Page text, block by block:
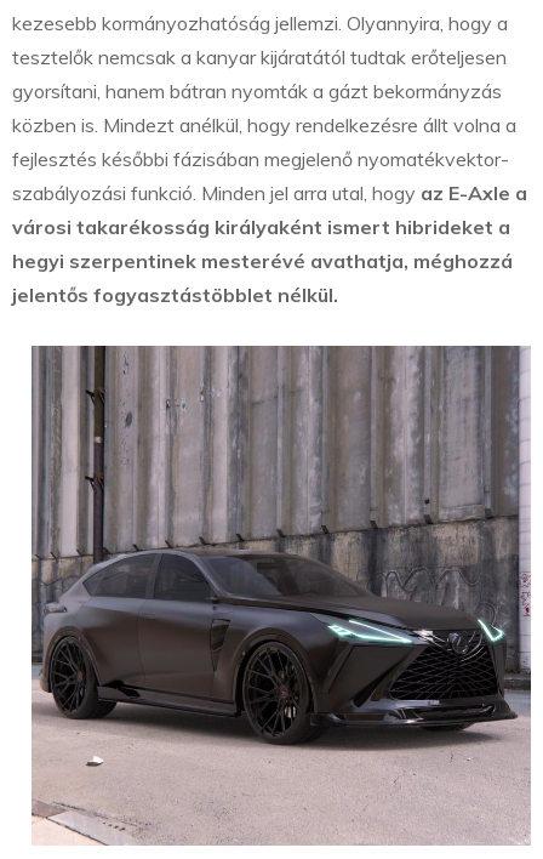
kezesebb kormányozhatóság jellemzi. Olyannyira, hogy a
tesztelők nemcsak a kanyar kijáratától tudtak erőteljesen
gyorsítani, hanem bátran nyomták a gázt bekormányzás
közben is. Mindezt anélkül, hogy rendelkezésre állt volna a
fejlesztés későbbi fázisában megjelenő nyomatékvektor-
szabályozási funkció. Minden jel arra utal, hogy az E-Axle a
városi takarékosság királyaként ismert hibrideket a
hegyi szerpentinek mesterévé avathatja, méghozzá
jelentős fogyasztástöbblet nélkül.